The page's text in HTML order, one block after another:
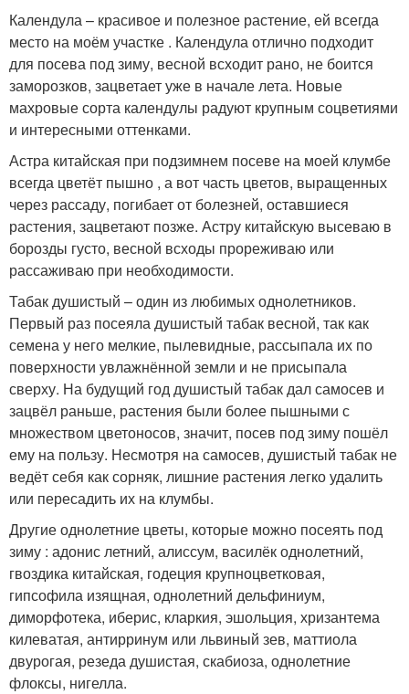
Календула – красивое и полезное растение, ей всегда
место на моём участке . Календула отлично подходит
для посева под зиму, весной всходит рано, не боится
заморозков, зацветает уже в начале лета. Новые
махровые сорта календулы радуют крупным соцветиями
и интересными оттенками.
Астра китайская при подзимнем посеве на моей клумбе
всегда цветёт пышно , а вот часть цветов, выращенных
через рассаду, погибает от болезней, оставшиеся
растения, зацветают позже. Астру китайскую высеваю в
борозды густо, весной всходы прореживаю или
рассаживаю при необходимости.
Табак душистый – один из любимых однолетников.
Первый раз посеяла душистый табак весной, так как
семена у него мелкие, пылевидные, рассыпала их по
поверхности увлажнённой земли и не присыпала
сверху. На будущий год душистый табак дал самосев и
зацвёл раньше, растения были более пышными с
множеством цветоносов, значит, посев под зиму пошёл
ему на пользу. Несмотря на самосев, душистый табак не
ведёт себя как сорняк, лишние растения легко удалить
или пересадить их на клумбы.
Другие однолетние цветы, которые можно посеять под
зиму : адонис летний, алиссум, василёк однолетний,
гвоздика китайская, годеция крупноцветковая,
гипсофила изящная, однолетний дельфиниум,
диморфотека, иберис, кларкия, эшольция, хризантема
килеватая, антирринум или львиный зев, маттиола
двурогая, резеда душистая, скабиоза, однолетние
флоксы, нигелла.